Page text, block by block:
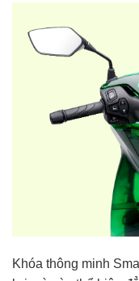
Khóa thông minh